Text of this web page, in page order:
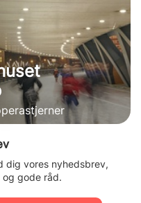
dig vores nyhedsbrev,
og gode råd.